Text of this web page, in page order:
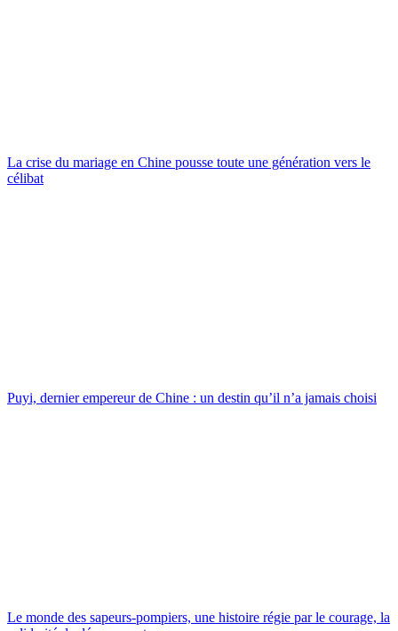
La crise du mariage en Chine pousse toute une génération vers le
célibat
Puyi, dernier empereur de Chine : un destin qu’il n’a jamais choisi
Le monde des sapeurs-pompiers, une histoire régie par le courage, la